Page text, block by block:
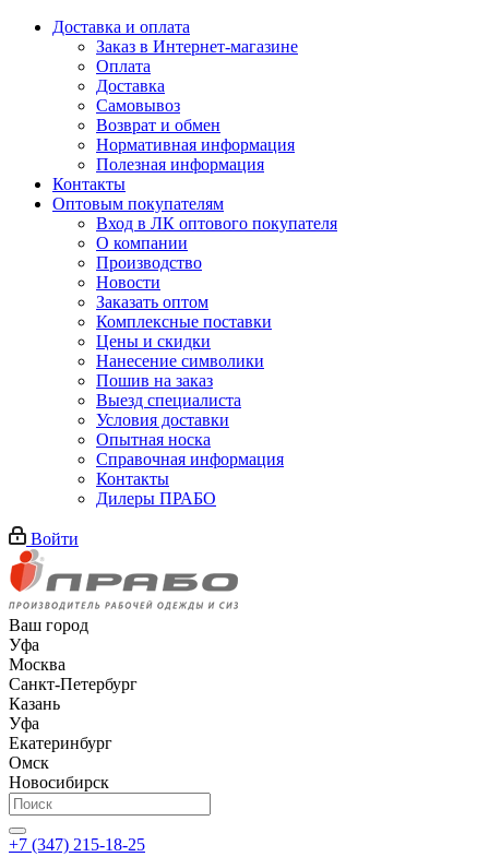
Доставка и оплата
Заказ в Интернет-магазине
Оплата
Доставка
Самовывоз
Возврат и обмен
Нормативная информация
Полезная информация
Контакты
Оптовым покупателям
Вход в ЛК оптового покупателя
О компании
Производство
Новости
Заказать оптом
Комплексные поставки
Цены и скидки
Нанесение символики
Пошив на заказ
Выезд специалиста
Условия доставки
Опытная носка
Справочная информация
Контакты
Дилеры ПРАБО
Войти
Ваш город
Уфа
Москва
Санкт-Петербург
Казань
Уфа
Екатеринбург
Омск
Новосибирск
+7 (347) 215-18-25